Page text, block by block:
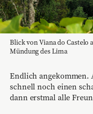
Blick von Viana do Castelo
Mündung des Lima
Endlich angekommen.
schnell noch einen
dann erstmal alle